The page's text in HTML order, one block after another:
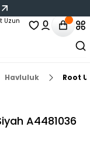
Havluluk Root
A4481036